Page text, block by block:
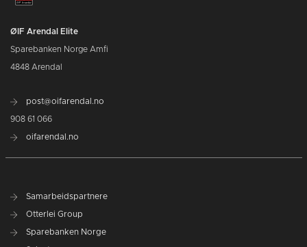
ØIF Arendal Elite
Sparebanken Norge Amfi
4848 Arendal
post@oifarendal.no
908 61 066
oifarendal.no
Samarbeidspartnere
Otterlei Group
Sparebanken Norge